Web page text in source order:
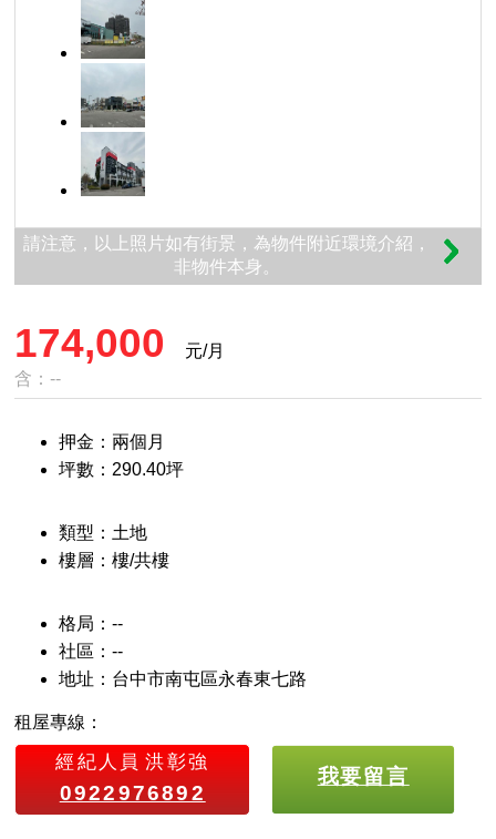
請注意，以上照片如有街景，為物件附近環境介紹，
非物件本身。
174,000
元/月
含：--
押金：兩個月
坪數：290.40坪
類型：土地
樓層：樓/共樓
格局：--
社區：--
地址：台中市南屯區永春東七路
租屋專線：
經紀人員 洪彰強
0922976892
我要留言